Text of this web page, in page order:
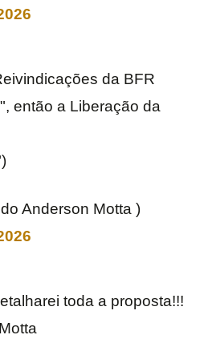
da BFR
então a Liberação da
Anderson Motta )
toda a proposta!!!